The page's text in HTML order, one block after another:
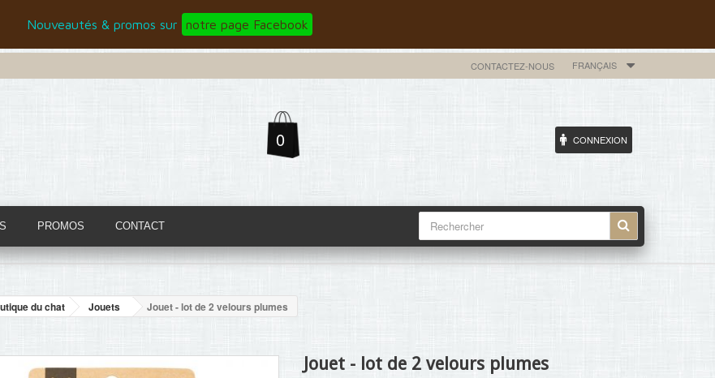
Nouveautés & promos sur notre page Facebook
FRANÇAIS
CONTACTEZ-NOUS
0 CONNEXION
PROMOS CONTACT
du chat Jouets Jouet - lot de 2 velours plumes
Jouet - lot de 2 velours plumes